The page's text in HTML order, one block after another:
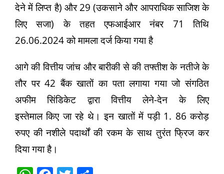
देने में लिप्त है) और 29 (उकसाने और आपराधिक साजिश के
लिए सजा) के तहत एफआईआर नंबर 71 तिथि
26.06.2024 को मामला दर्ज किया गया है
आगे की वित्तीय जांच और बारीकी से की तफ्तीश के नतीजे के
तौर पर 42 बैंक खातों का पता लगाया गया जो संगठित
अफीम सिंडिकेट द्वारा वित्तीय लेने-देन के लिए
इस्तेमाल किए जा रहे थे। इन खातों में पड़ी 1. 86 करोड़
रुपए की नशीले पदार्थों की रकम के साथ तुरंत फ्रिज कर
दिया गया है।